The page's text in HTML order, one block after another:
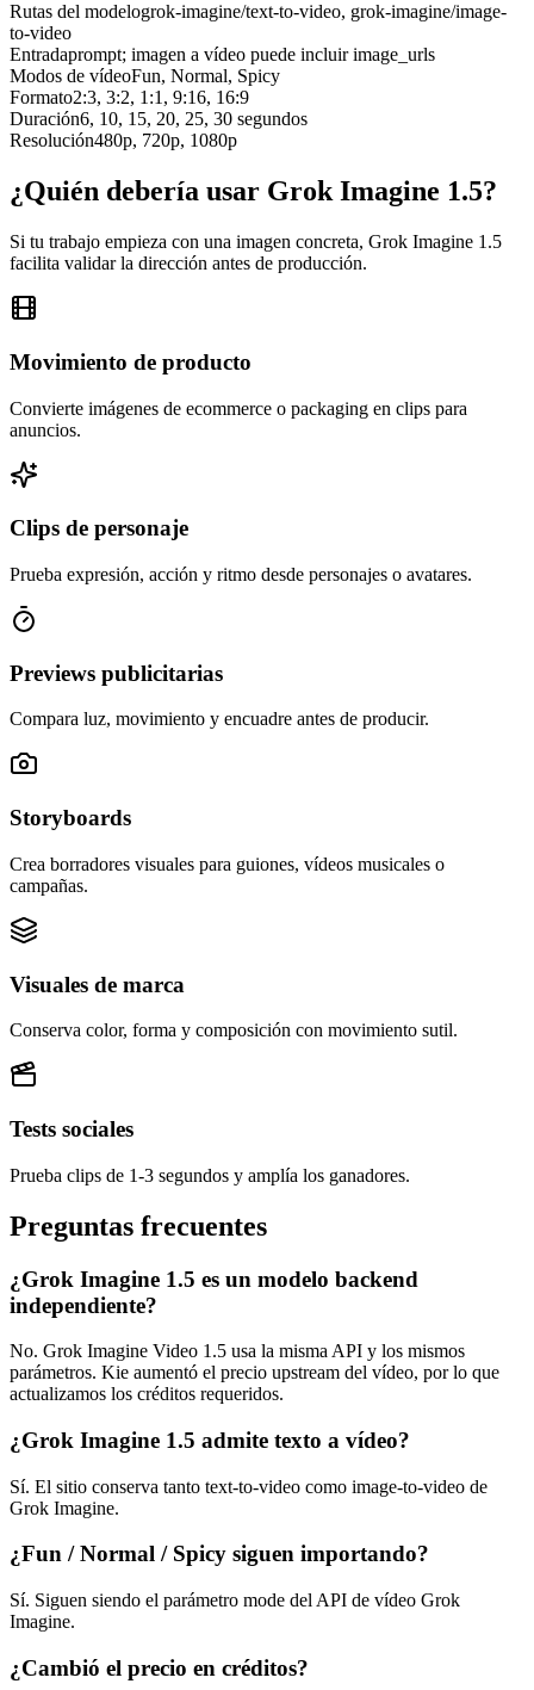
Rutas del modelogrok-imagine/text-to-video, grok-imagine/image-
to-video
Entradaprompt; imagen a vídeo puede incluir image_urls
Modos de vídeoFun, Normal, Spicy
Formato2:3, 3:2, 1:1, 9:16, 16:9
Duración6, 10, 15, 20, 25, 30 segundos
Resolución480p, 720p, 1080p
¿Quién debería usar Grok Imagine 1.5?
Si tu trabajo empieza con una imagen concreta, Grok Imagine 1.5
facilita validar la dirección antes de producción.
Movimiento de producto
Convierte imágenes de ecommerce o packaging en clips para
anuncios.
Clips de personaje
Prueba expresión, acción y ritmo desde personajes o avatares.
Previews publicitarias
Compara luz, movimiento y encuadre antes de producir.
Storyboards
Crea borradores visuales para guiones, vídeos musicales o
campañas.
Visuales de marca
Conserva color, forma y composición con movimiento sutil.
Tests sociales
Prueba clips de 1-3 segundos y amplía los ganadores.
Preguntas frecuentes
¿Grok Imagine 1.5 es un modelo backend
independiente?
No. Grok Imagine Video 1.5 usa la misma API y los mismos
parámetros. Kie aumentó el precio upstream del vídeo, por lo que
actualizamos los créditos requeridos.
¿Grok Imagine 1.5 admite texto a vídeo?
Sí. El sitio conserva tanto text-to-video como image-to-video de
Grok Imagine.
¿Fun / Normal / Spicy siguen importando?
Sí. Siguen siendo el parámetro mode del API de vídeo Grok
Imagine.
¿Cambió el precio en créditos?